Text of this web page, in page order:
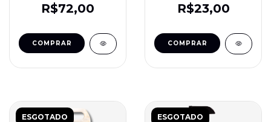
JAÇA
R$72,00 R$23,00
ESGOTADO ESGOTADO